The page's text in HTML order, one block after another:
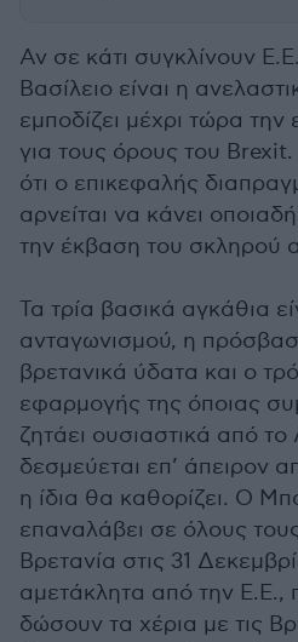
Αν σε κάτι συγκλίνουν
Βασίλειο είναι η
εμποδίζει μέχρι τώρα
για τους όρους του
ότι ο επικεφαλής
αρνείται να κάνει
την έκβαση του σκληρού
Τα τρία βασικά αγκάθια
ανταγωνισμού, η
βρετανικά ύδατα και ο
εφαρμογής της όποιας
ζητάει ουσιαστικά από το
δεσμεύεται επ’ άπειρον
η ίδια θα καθορίζει. Ο
επαναλάβει σε όλους
Βρετανία στις 31
αμετάκλητα από την Ε.Ε.,
δώσουν τα χέρια με τις